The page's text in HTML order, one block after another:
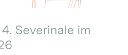
Severinale im